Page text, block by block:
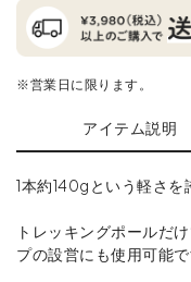
※営業日に限ります。
アイテム説明
1本約140gという軽さを
トレッキングポールだ
プの設営にも使用可能で